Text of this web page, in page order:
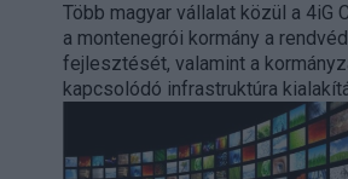
Több magyar vállalat közül a 4iG
a montenegrói kormány a
fejlesztését, valamint a
kapcsolódó infrastruktúra